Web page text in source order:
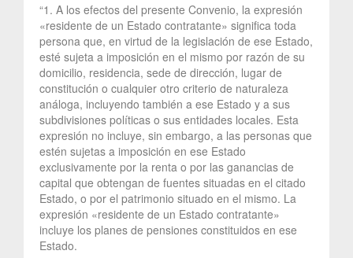
“1. A los efectos del presente Convenio, la expresión
«residente de un Estado contratante» significa toda
persona que, en virtud de la legislación de ese Estado,
esté sujeta a imposición en el mismo por razón de su
domicilio, residencia, sede de dirección, lugar de
constitución o cualquier otro criterio de naturaleza
análoga, incluyendo también a ese Estado y a sus
subdivisiones políticas o sus entidades locales. Esta
expresión no incluye, sin embargo, a las personas que
estén sujetas a imposición en ese Estado
exclusivamente por la renta o por las ganancias de
capital que obtengan de fuentes situadas en el citado
Estado, o por el patrimonio situado en el mismo. La
expresión «residente de un Estado contratante»
incluye los planes de pensiones constituidos en ese
Estado.